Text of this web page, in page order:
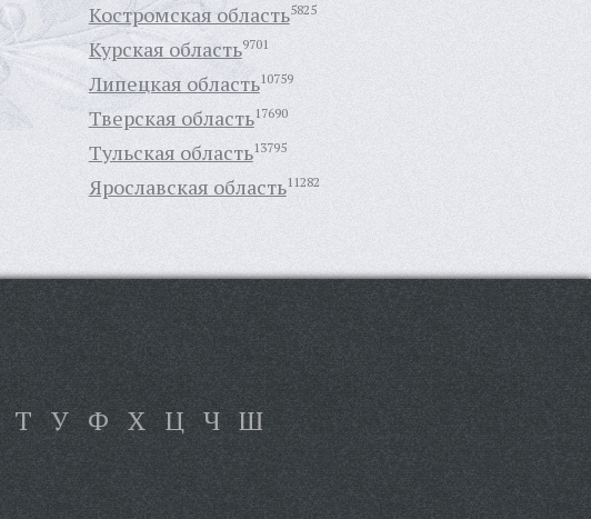
Костромская область5825
Курская область9701
Липецкая область10759
Тверская область17690
Тульская область13795
Ярославская область11282
Т У Ф Х Ц Ч Ш